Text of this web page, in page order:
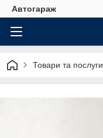
Автогараж
Товари та послуги